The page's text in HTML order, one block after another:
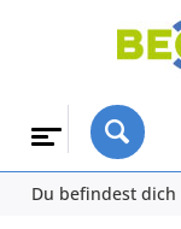
Du befindest dich